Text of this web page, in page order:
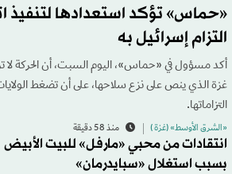
«حماس» تؤكد استعدادها لتنفيذ
التزام إسرائيل به
أكد مسؤول في «حماس»، اليوم السبت، أن الحركة لا
غزة الذي ينص على نزع سلاحها، على أن تضغط
التزاماتها.
«الشرق الأوسط» (غزة ) منذ 58 دقيقة
انتقادات من محبي «مارفل» للبيت الأبيض
بسبب استغلال «سبايدرمان»